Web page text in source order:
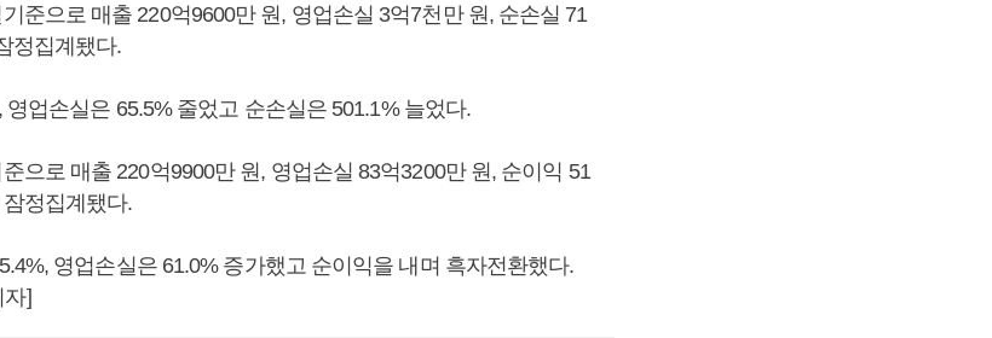
준으로 매출 220억9600만 원, 영업손실 3억7천만 원, 순손실 71
정집계됐다.
업손실은 65.5% 줄었고 순손실은 501.1% 늘었다.
으로 매출 220억9900만 원, 영업손실 83억3200만 원, 순이익 51
정집계됐다.
영업손실은 61.0% 증가했고 순이익을 내며 흑자전환했다.
자]